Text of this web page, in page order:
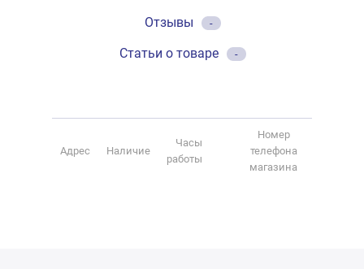
Отзывы
-
Статьи о товаре -
Адрес Наличие
Часы
работы
Номер
телефона
магазина